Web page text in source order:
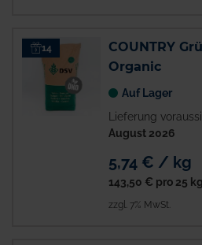
14
COUNTRY
Organic
Auf Lager
Lieferung
August 2026
5,74 € / kg
143,50 € pro 25
zzgl. 7% MwSt.